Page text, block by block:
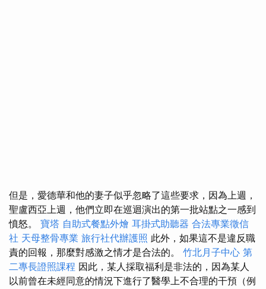
但是，愛德華和他的妻子似乎忽略了這些要求，因為上週，
聖盧西亞上週，他們立即在巡迴演出的第一批站點之一感到
憤怒。 寶塔 自助式餐點外燴 耳掛式助聽器 合法專業徵信
社 天母整骨專業 旅行社代辦護照 此外，如果這不是違反職
責的回報，那麼對感激之情才是合法的。 竹北月子中心 第
二專長證照課程 因此，某人採取福利是非法的，因為某人
以前曾在未經同意的情況下進行了醫學上不合理的干預（例